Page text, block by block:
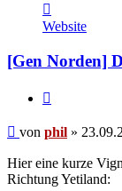
von
phil
Website
[Gen Norden]
Beitrag
von phil »
Hier eine kurze
Richtung Yetiland: